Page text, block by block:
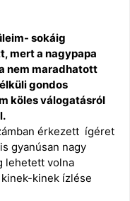
sokáig
mert a nagypapa
nem maradhatott
gondos
köles válogatásról
érkezett ígéret
gyanúsan nagy
lehetett volna
kinek ízlése